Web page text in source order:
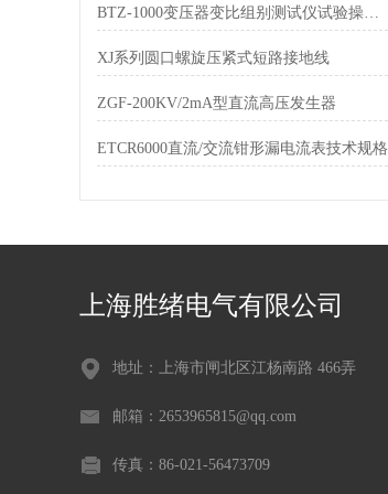
BTZ-1000变压器变比组别测试仪试验操作方法
XJ系列圆口螺旋压紧式短路接地线
ZGF-200KV/2mA型直流高压发生器
ETCR6000直流/交流钳形漏电流表技术规格
上海胜绪电气有限公司
地址：上海市闸北区江杨南路 466弄
邮箱：2653965815@qq.com
传真：86-021-56473709